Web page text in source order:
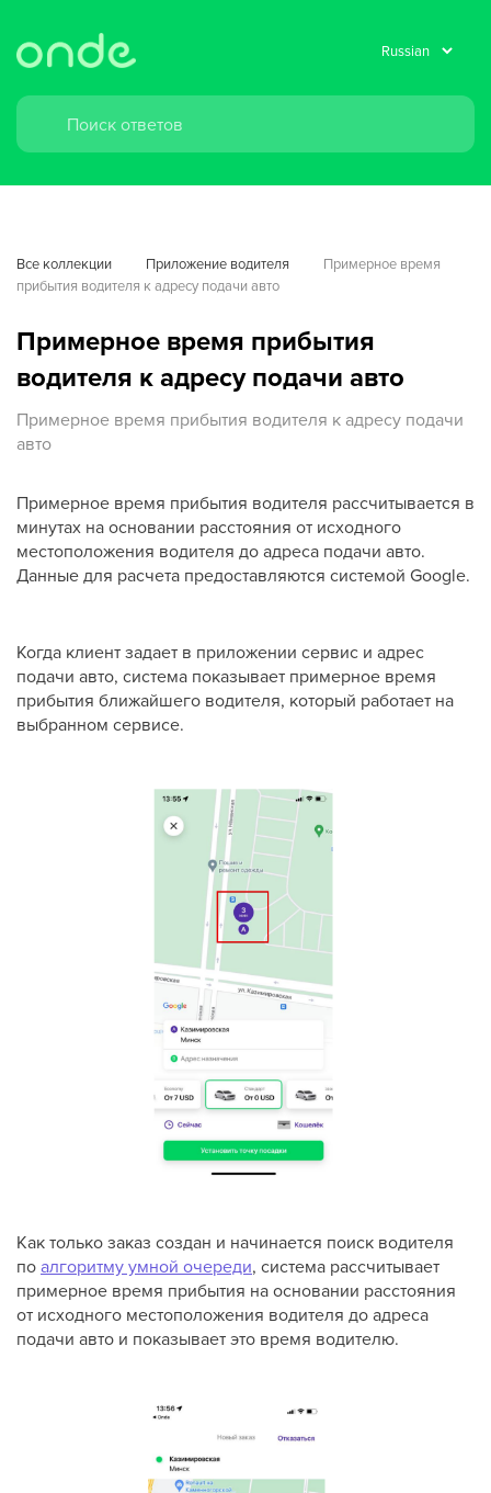
Все коллекции Приложение водителя
Примерное время
прибытия водителя к адресу подачи авто
Примерное время прибытия
водителя к адресу подачи авто
Примерное время прибытия водителя к адресу подачи
авто
Примерное время прибытия водителя рассчитывается в
минутах на основании расстояния от исходного
местоположения водителя до адреса подачи авто.
Данные для расчета предоставляются системой Google.
Когда клиент задает в приложении сервис и адрес
подачи авто, система показывает примерное время
прибытия ближайшего водителя, который работает на
выбранном сервисе.
Как только заказ создан и начинается поиск водителя
поалгоритму умной очереди, система рассчитывает
примерное время прибытия на основании расстояния
от исходного местоположения водителя до адреса
подачи авто и показывает это время водителю.